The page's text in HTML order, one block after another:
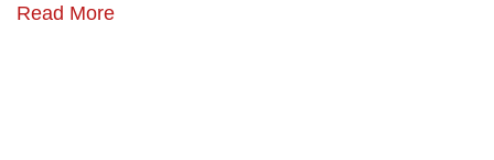
Read More